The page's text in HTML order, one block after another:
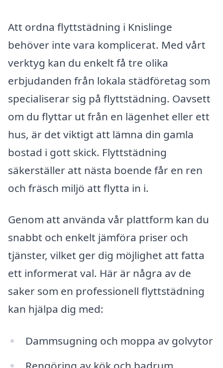
Att ordna flyttstädning i Knislinge
behöver inte vara komplicerat. Med vårt
verktyg kan du enkelt få tre olika
erbjudanden från lokala städföretag som
specialiserar sig på flyttstädning. Oavsett
om du flyttar ut från en lägenhet eller ett
hus, är det viktigt att lämna din gamla
bostad i gott skick. Flyttstädning
säkerställer att nästa boende får en ren
och fräsch miljö att flytta in i.
Genom att använda vår plattform kan du
snabbt och enkelt jämföra priser och
tjänster, vilket ger dig möjlighet att fatta
ett informerat val. Här är några av de
saker som en professionell flyttstädning
kan hjälpa dig med:
Dammsugning och moppa av golvytor